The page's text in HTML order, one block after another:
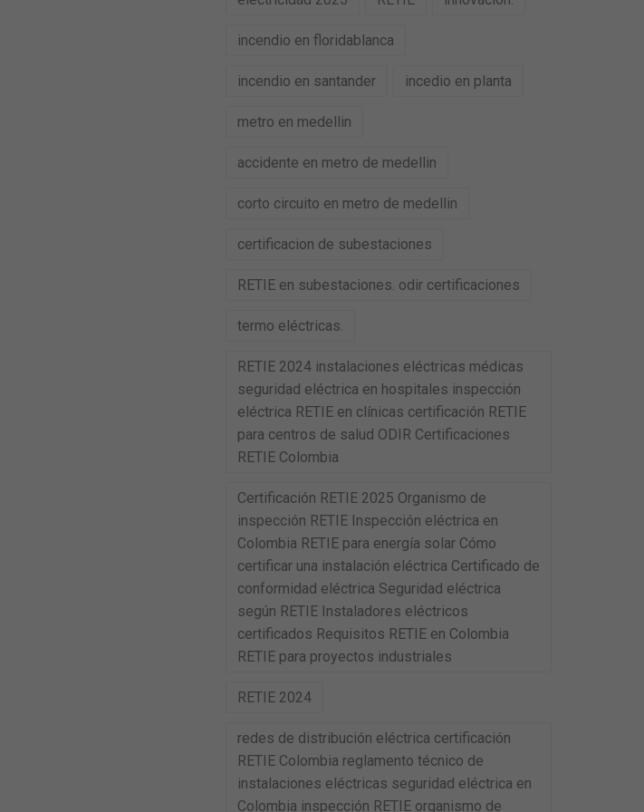
incendio en floridablanca
incendio en santander incedio en planta
metro en medellin
accidente en metro de medellin
corto circuito en metro de medellin
certificacion de subestaciones
RETIE en subestaciones. odir certificaciones
termo eléctricas.
RETIE 2024 instalaciones eléctricas médicas
seguridad eléctrica en hospitales inspección
eléctrica RETIE en clínicas certificación RETIE
para centros de salud ODIR Certificaciones
RETIE Colombia
Certificación RETIE 2025 Organismo de
inspección RETIE Inspección eléctrica en
Colombia RETIE para energía solar Cómo
certificar una instalación eléctrica Certificado de
conformidad eléctrica Seguridad eléctrica
según RETIE Instaladores eléctricos
certificados Requisitos RETIE en Colombia
RETIE para proyectos industriales
RETIE 2024
redes de distribución eléctrica certificación
RETIE Colombia reglamento técnico de
instalaciones eléctricas seguridad eléctrica en
Colombia inspección RETIE organismo de